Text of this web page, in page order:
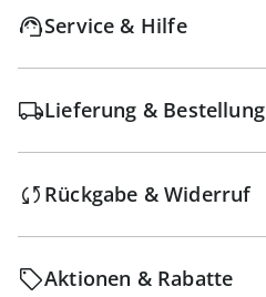
Service & Hilfe
Lieferung & Bestellung
Rückgabe & Widerruf
Aktionen & Rabatte